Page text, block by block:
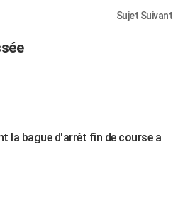
Sujet Suivant
la bague d'arrêt fin de course a